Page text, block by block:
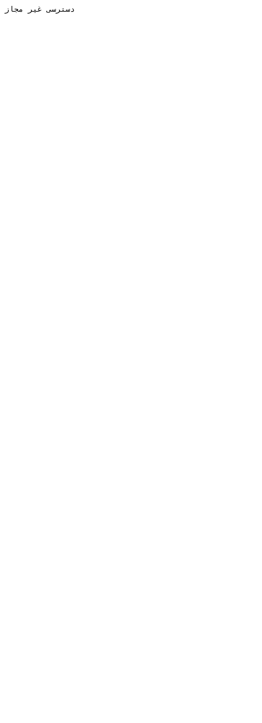
دسترسی غیر مجاز